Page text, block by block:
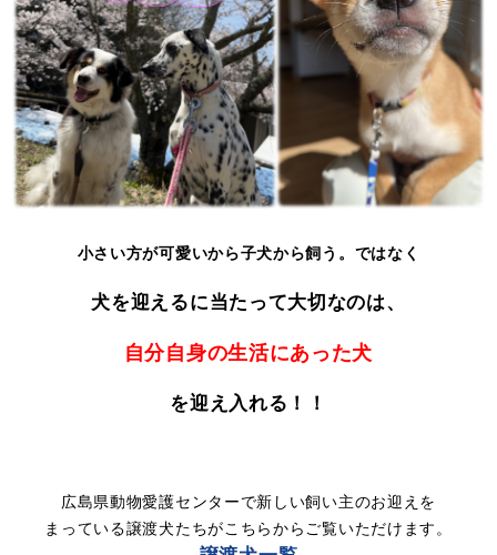
小さい方が可愛いから子犬から飼う。ではなく
犬を迎えるに当たって大切なのは、
自分自身の生活にあった犬
を迎え入れる！！
広島県動物愛護センターで新しい飼い主のお迎えを
まっている譲渡犬たちがこちらからご覧いただけます。